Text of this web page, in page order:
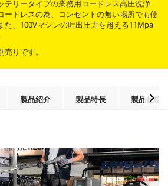
テリータイプの業務用コードレス高圧洗浄
ードレスの為、コンセントの無い場所でも使
た、100Vマシンの吐出圧力を超える11Mpa
りです。
製品紹介 製品特長 製品仕様